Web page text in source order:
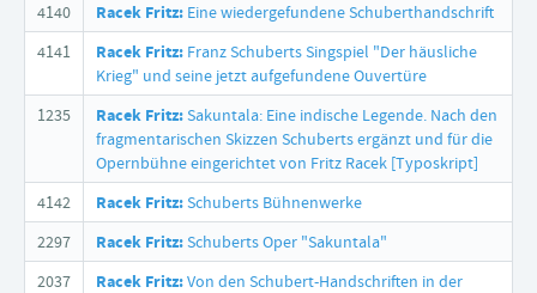
4140
Racek Fritz: Eine wiedergefundene Schuberthandschrift
4141
Racek Fritz: Franz Schuberts Singspiel "Der häusliche
Krieg" und seine jetzt aufgefundene Ouvertüre
1235
Racek Fritz:Sakuntala: Eine indische Legende. Nach den
fragmentarischen Skizzen Schuberts ergänzt und für die
Opernbühne eingerichtet von Fritz Racek [Typoskript]
4142
Racek Fritz:Schuberts Bühnenwerke
2297
Racek Fritz:Schuberts Oper "Sakuntala"
2037
Racek Fritz:Von den Schubert-Handschriften in der